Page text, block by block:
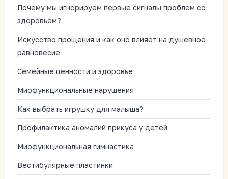
Почему мы игнорируем первые сигналы проблем со
здоровьем?
Искусство прощения и как оно влияет на душевное
равновесие
Семейные ценности и здоровье
Миофункциональные нарушения
Как выбрать игрушку для малыша?
Профилактика аномалий прикуса у детей
Миофункциональная гимнастика
Вестибулярные пластинки